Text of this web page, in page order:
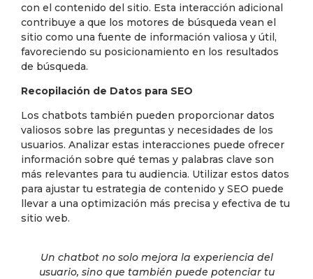
con el contenido del sitio. Esta interacción adicional
contribuye a que los motores de búsqueda vean el
sitio como una fuente de información valiosa y útil,
favoreciendo su posicionamiento en los resultados
de búsqueda.
Recopilación de Datos para SEO
Los chatbots también pueden proporcionar datos
valiosos sobre las preguntas y necesidades de los
usuarios. Analizar estas interacciones puede ofrecer
información sobre qué temas y palabras clave son
más relevantes para tu audiencia. Utilizar estos datos
para ajustar tu estrategia de contenido y SEO puede
llevar a una optimización más precisa y efectiva de tu
sitio web.
Un chatbot no solo mejora la experiencia del
usuario, sino que también puede potenciar tu